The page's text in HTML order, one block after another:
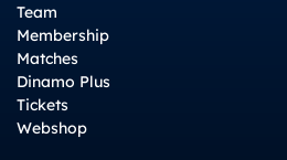
Team
Membership
Matches
Dinamo Plus
Tickets
Webshop